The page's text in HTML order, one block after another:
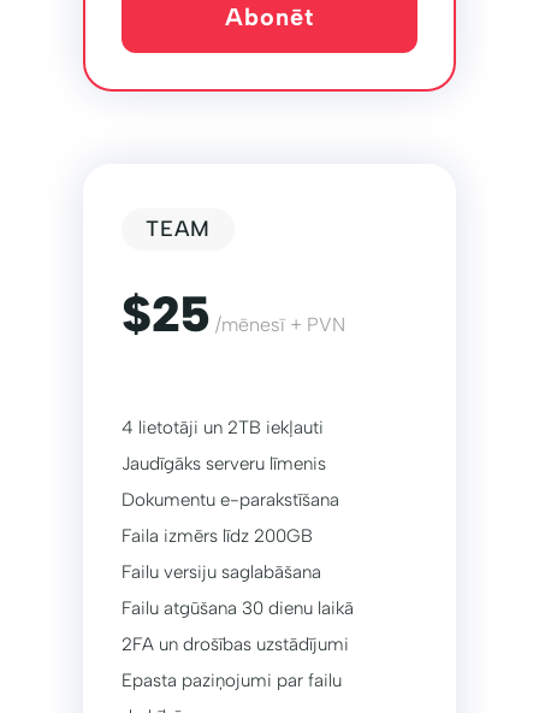
Abonēt
TEAM
$25 /mēnesī + PVN
4 lietotāji un 2TB iekļauti
Jaudīgāks serveru līmenis
Dokumentu e-parakstīšana
Faila izmērs līdz 200GB
Failu versiju saglabāšana
Failu atgūšana 30 dienu laikā
2FA un drošības uzstādījumi
Epasta paziņojumi par failu